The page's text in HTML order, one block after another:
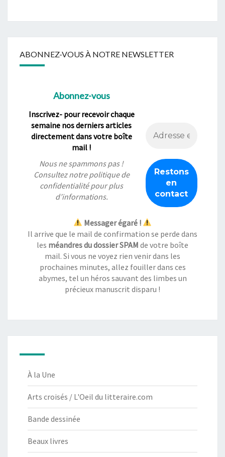
ABONNEZ-VOUS À NOTRE NEWSLETTER
Abonnez-vous
Inscrivez- pour recevoir chaque
semaine nos derniers articles
directement dans votre boîte
mail !
Nous ne spammons pas !
Consultez notrepolitique de
confidentialitépour plus
d’informations.
Messager égaré !
Il arrive que le mail de confirmation se perde dans
les méandres du dossier SPAM de votre boîte
mail. Si vous ne voyez rien venir dans les
prochaines minutes, allez fouiller dans ces
abymes, tel un héros sauvant des limbes un
précieux manuscrit disparu !
À la Une
Arts croisés / L'Oeil du litteraire.com
Bande dessinée
Beaux livres